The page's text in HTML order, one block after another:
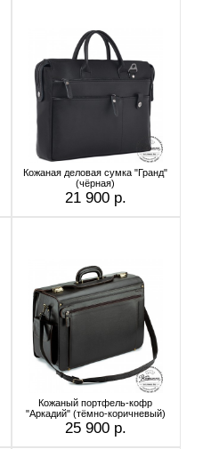
Кожаная деловая сумка "Гранд"
(чёрная)
21 900 р.
Кожаный портфель-кофр
"Аркадий" (тёмно-коричневый)
25 900 р.